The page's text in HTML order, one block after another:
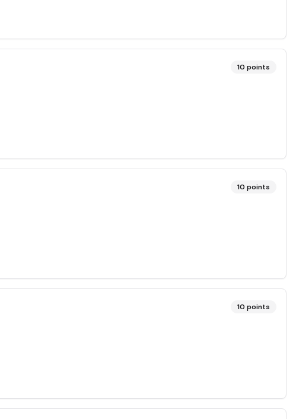
10 points
10 points
10 points